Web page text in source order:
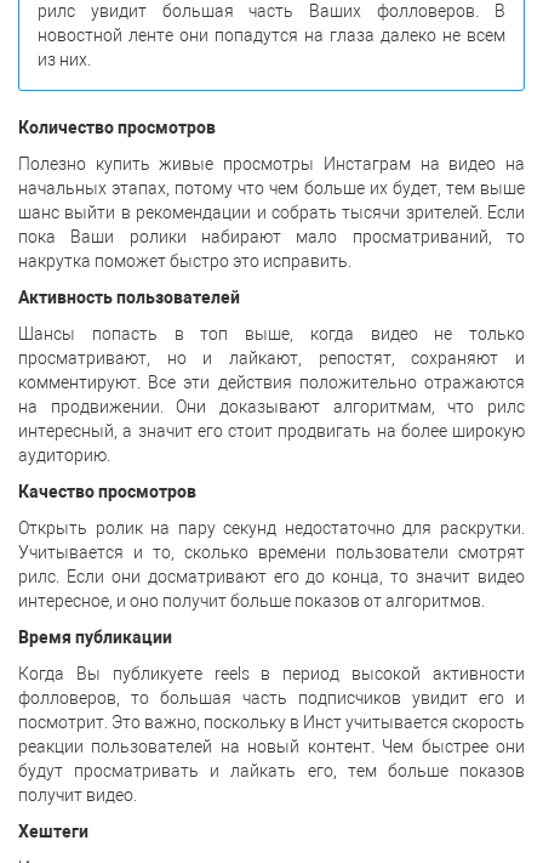
рилс увидит большая часть Ваших фолловеров. В
новостной ленте они попадутся на глаза далеко не всем
из них.
Количество просмотров
Полезно купить живые просмотры Инстаграм на видео на
начальных этапах, потому что чем больше их будет, тем выше
шанс выйти в рекомендации и собрать тысячи зрителей. Если
пока Ваши ролики набирают мало просматриваний, то
накрутка поможет быстро это исправить.
Активность пользователей
Шансы попасть в топ выше, когда видео не только
просматривают, но и лайкают, репостят, сохраняют и
комментируют. Все эти действия положительно отражаются
на продвижении. Они доказывают алгоритмам, что рилс
интересный, а значит его стоит продвигать на более широкую
аудиторию.
Качество просмотров
Открыть ролик на пару секунд недостаточно для раскрутки.
Учитывается и то, сколько времени пользователи смотрят
рилс. Если они досматривают его до конца, то значит видео
интересное, и оно получит больше показов от алгоритмов.
Время публикации
Когда Вы публикуете reels в период высокой активности
фолловеров, то большая часть подписчиков увидит его и
посмотрит. Это важно, поскольку в Инст учитывается скорость
реакции пользователей на новый контент. Чем быстрее они
будут просматривать и лайкать его, тем больше показов
получит видео.
Хештеги